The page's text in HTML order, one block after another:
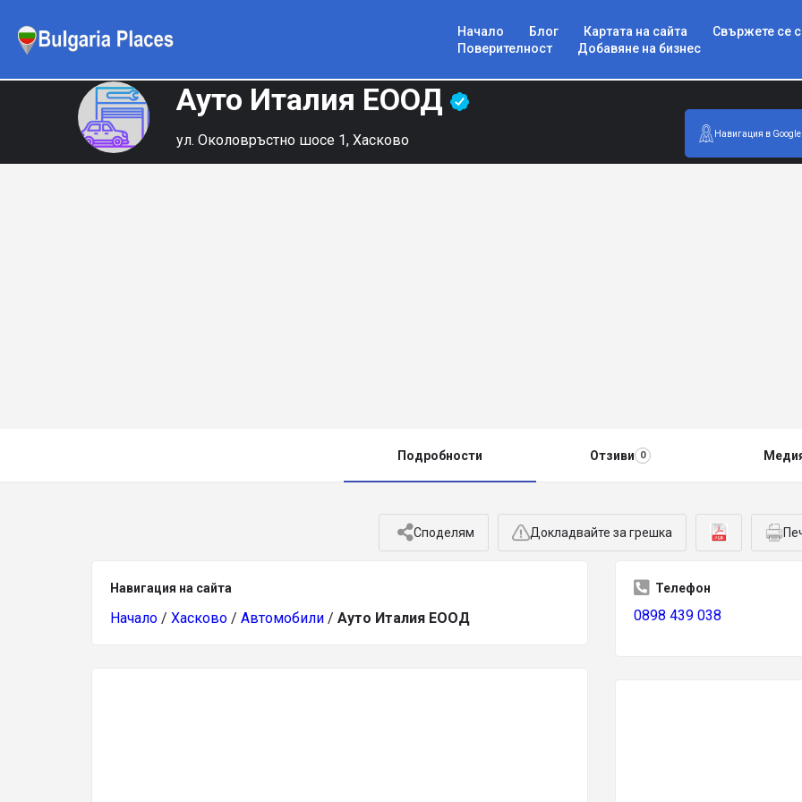
Начало Блог Картата на сайта
Свържете се
Поверителност
Добавяне на бизнес
Ауто Италия ЕООД
ул. Околовръстно шосе 1, Хасково Навигация в Google
Подробности Отзиви 0
Споделям Докладвайте за грешка
Навигация на сайта
Начало / Хасково / Автомобили / Ауто Италия ЕООД
Телефон
0898 439 038